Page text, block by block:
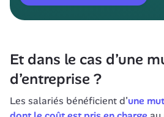
Et dans le cas d’une
d’entreprise ?
Les salariés bénéficient d’une